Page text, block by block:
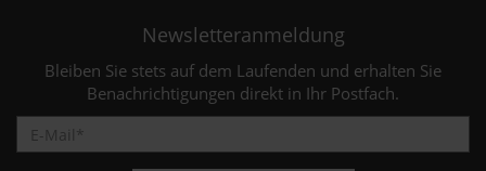
Newsletteranmeldung
Bleiben Sie stets auf dem Laufenden und erhalten Sie
Benachrichtigungen direkt in Ihr Postfach.